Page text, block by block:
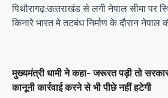
पिथौरागढ़:उत्‍तराखंड से लगी नेपाल सीमा पर
किनारे भारत मे तटबंध निर्माण के दौरान नेपाल
मुख्यमंत्री धामी ने कहा- जरूरत पड़ी तो
कानूनी कार्रवाई करने से भी पीछे नहीं हटेगी